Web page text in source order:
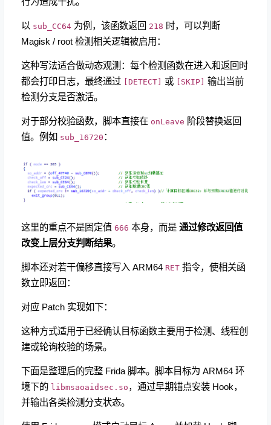
以 sub_CC64 ​ 为例，该函数返回 218 时，可以判断
Magisk / root 检测相关逻辑被启用：
这种写法适合做动态观测：每个检测函数在进入和返回时
都会打印日志，最终通过 [DETECT] ​ 或 [SKIP] 输出当前
检测分支是否激活。
对于部分校验函数，脚本直接在 onLeave ​ 阶段替换返回
值。例如 sub_16720：
这里的重点不是固定值 666 ​ 本身，而是 通过修改返回值
改变上层分支判断结果。
脚本还对若干偏移直接写入 ARM64 RET 指令，使相关函
数立即返回：
对应 Patch 实现如下：
这种方式适用于已经确认目标函数主要用于检测、线程创
建或轮询校验的场景。
下面是整理后的完整 Frida 脚本。脚本目标为 ARM64 环
境下的 libmsaoaidsec.so，通过早期锚点安装 Hook，
并输出各类检测分支状态。